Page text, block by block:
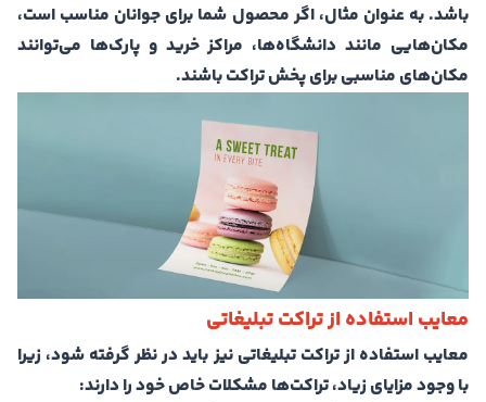
باشد. به عنوان مثال، اگر محصول شما برای جوانان مناسب است،
مکان‌هایی مانند دانشگاه‌ها، مراکز خرید و پارک‌ها می‌توانند
مکان‌های مناسبی برای پخش تراکت باشند.
معایب استفاده از تراکت تبلیغاتی
معایب استفاده از تراکت تبلیغاتی نیز باید در نظر گرفته شود، زیرا
با وجود مزایای زیاد، تراکت‌ها مشکلات خاص خود را دارند: